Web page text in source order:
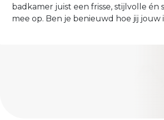
badkamer juist een frisse, stijlvolle
mee op. Ben je benieuwd hoe jij